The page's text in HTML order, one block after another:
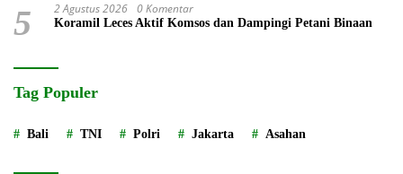
5 2 Agustus 2026 0 Komentar
Koramil Leces Aktif Komsos dan Dampingi Petani Binaan
Tag Populer
Bali TNI Polri Jakarta Asahan